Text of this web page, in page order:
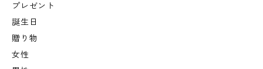
プレゼント
誕生日
贈り物
女性